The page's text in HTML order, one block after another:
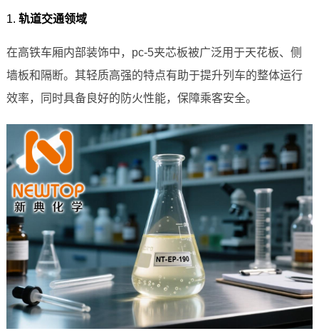
1. 轨道交通领域
在高铁车厢内部装饰中，pc-5夹芯板被广泛用于天花板、侧
墙板和隔断。其轻质高强的特点有助于提升列车的整体运行
效率，同时具备良好的防火性能，保障乘客安全。